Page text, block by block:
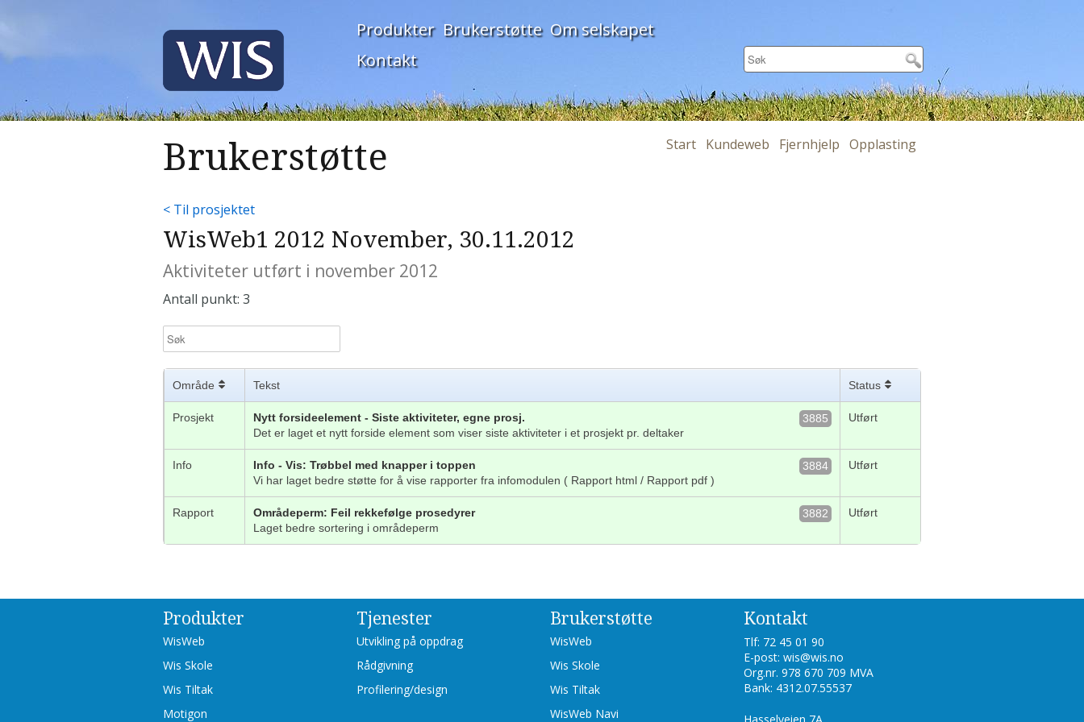
Produkter Brukerstøtte Om selskapet
Kontakt
Brukerstøtte Start Kundeweb Fjernhjelp Opplasting
< Til prosjektet
WisWeb1 2012 November, 30.11.2012
Aktiviteter utført i november 2012
Antall punkt: 3
Område Tekst Status
Prosjekt 3885
Nytt forsideelement - Siste aktiviteter, egne prosj.
Det er laget et nytt forside element som viser siste aktiviteter i et prosjekt pr. deltaker
Utført
Info 3884
Info - Vis: Trøbbel med knapper i toppen
Vi har laget bedre støtte for å vise rapporter fra infomodulen ( Rapport html / Rapport pdf )
Utført
Rapport 3882
Områdeperm: Feil rekkefølge prosedyrer
Laget bedre sortering i områdeperm
Utført
Produkter
WisWeb
Wis Skole
Wis Tiltak
Motigon
Tjenester
Utvikling på oppdrag
Rådgivning
Profilering/design
Brukerstøtte
WisWeb
Wis Skole
Wis Tiltak
WisWeb Navi
Kontakt
Tlf: 72 45 01 90
E-post: wis@wis.no
Org.nr. 978 670 709 MVA
Bank: 4312.07.55537